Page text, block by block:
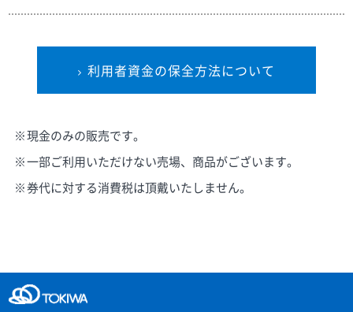
利用者資金の保全方法について
現金のみの販売です。
一部ご利用いただけない売場、商品がございます。
券代に対する消費税は頂戴いたしません。